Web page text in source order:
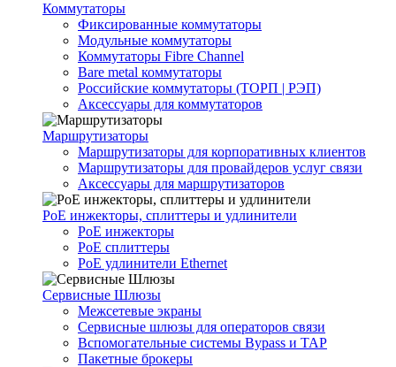
Коммутаторы
Фиксированные коммутаторы
Модульные коммутаторы
Коммутаторы Fibre Channel
Bare metal коммутаторы
Российские коммутаторы (ТОРП | РЭП)
Аксессуары для коммутаторов
Маршрутизаторы
Маршрутизаторы для корпоративных клиентов
Маршрутизаторы для провайдеров услуг связи
Аксессуары для маршрутизаторов
PoE инжекторы, сплиттеры и удлинители
PoE инжекторы
PoE сплиттеры
PoE удлинители Ethernet
Сервисные Шлюзы
Межсетевые экраны
Сервисные шлюзы для операторов связи
Вспомогательные системы Bypass и TAP
Пакетные брокеры